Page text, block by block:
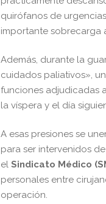
quirófanos de
importante sobrecarga
Además, durante la
cuidados paliativos»,
funciones adjudicadas
la víspera y el día
A esas presiones se
para ser intervenidos
el Sindicato Médico
personales entre
operación.